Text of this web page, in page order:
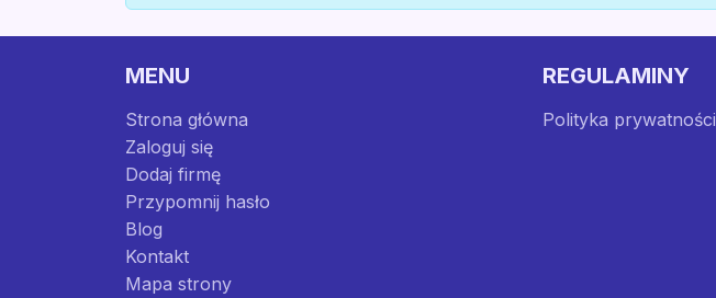
MENU
Strona główna
Zaloguj się
Dodaj firmę
Przypomnij hasło
Blog
Kontakt
Mapa strony
REGULAMINY
Polityka prywatności